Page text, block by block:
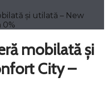
și utilată – New
0%
mobilată și
City –